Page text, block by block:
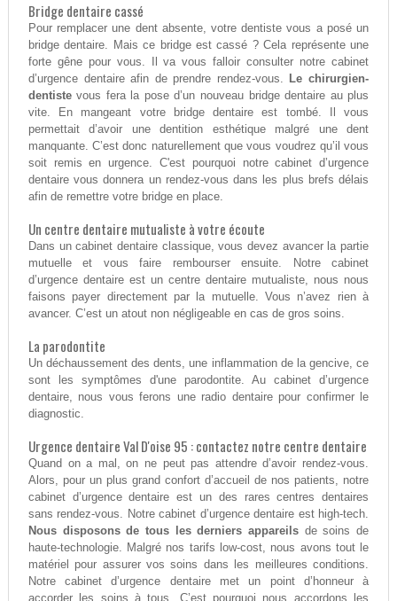
Bridge dentaire cassé
Pour remplacer une dent absente, votre dentiste vous a posé un
bridge dentaire. Mais ce bridge est cassé ? Cela représente une
forte gêne pour vous. Il va vous falloir consulter notre cabinet
d’urgence dentaire afin de prendre rendez-vous. Le chirurgien-
dentistevous fera la pose d’un nouveau bridge dentaire au plus
vite. En mangeant votre bridge dentaire est tombé. Il vous
permettait d’avoir une dentition esthétique malgré une dent
manquante. C’est donc naturellement que vous voudrez qu’il vous
soit remis en urgence. C'est pourquoi notre cabinet d’urgence
dentaire vous donnera un rendez-vous dans les plus brefs délais
afin de remettre votre bridge en place.
Un centre dentaire mutualiste à votre écoute
Dans un cabinet dentaire classique, vous devez avancer la partie
mutuelle et vous faire rembourser ensuite. Notre cabinet
d’urgence dentaire est un centre dentaire mutualiste, nous nous
faisons payer directement par la mutuelle. Vous n’avez rien à
avancer. C’est un atout non négligeable en cas de gros soins.
La parodontite
Un déchaussement des dents, une inflammation de la gencive, ce
sont les symptômes d'une parodontite. Au cabinet d’urgence
dentaire, nous vous ferons une radio dentaire pour confirmer le
diagnostic.
Urgence dentaire Val D'oise 95 : contactez notre centre dentaire
Quand on a mal, on ne peut pas attendre d’avoir rendez-vous.
Alors, pour un plus grand confort d’accueil de nos patients, notre
cabinet d’urgence dentaire est un des rares centres dentaires
sans rendez-vous. Notre cabinet d’urgence dentaire est high-tech.
Nous disposons de tous les derniers appareils de soins de
haute-technologie. Malgré nos tarifs low-cost, nous avons tout le
matériel pour assurer vos soins dans les meilleures conditions.
Notre cabinet d’urgence dentaire met un point d’honneur à
accorder les soins à tous. C’est pourquoi nous accordons les